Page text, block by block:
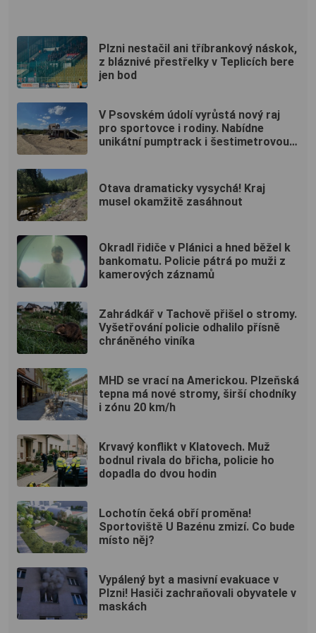
Plzni nestačil ani tříbrankový náskok,
z bláznivé přestřelky v Teplicích bere
jen bod
V Psovském údolí vyrůstá nový raj
pro sportovce i rodiny. Nabídne
unikátní pumptrack i šestimetrovou
Otava dramaticky vysychá! Kraj
musel okamžitě zasáhnout
Okradl řidiče v Plánici a hned běžel k
bankomatu. Policie pátrá po muži z
kamerových záznamů
Zahrádkář v Tachově přišel o stromy.
Vyšetřování policie odhalilo přísně
chráněného viníka
MHD se vrací na Americkou. Plzeňská
tepna má nové stromy, širší chodníky
i zónu 20 km/h
Krvavý konflikt v Klatovech. Muž
bodnul rivala do břicha, policie ho
dopadla do dvou hodin
Lochotín čeká obří proměna!
Sportoviště U Bazénu zmizí. Co bude
místo něj?
Vypálený byt a masivní evakuace v
Plzni! Hasiči zachraňovali obyvatele v
maskách